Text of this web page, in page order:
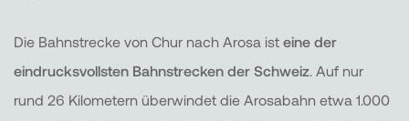
Die Bahnstrecke von Chur nach Arosa ist eine der
eindrucksvollsten Bahnstrecken der Schweiz. Auf nur
rund 26 Kilometern überwindet die Arosabahn etwa 1.000